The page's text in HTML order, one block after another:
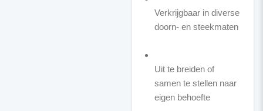
Verkrijgbaar in diverse
doorn- en steekmaten
Uit te breiden of
samen te stellen naar
eigen behoefte